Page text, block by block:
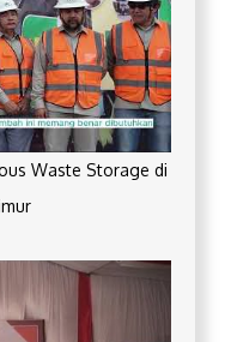
Waste Storage di